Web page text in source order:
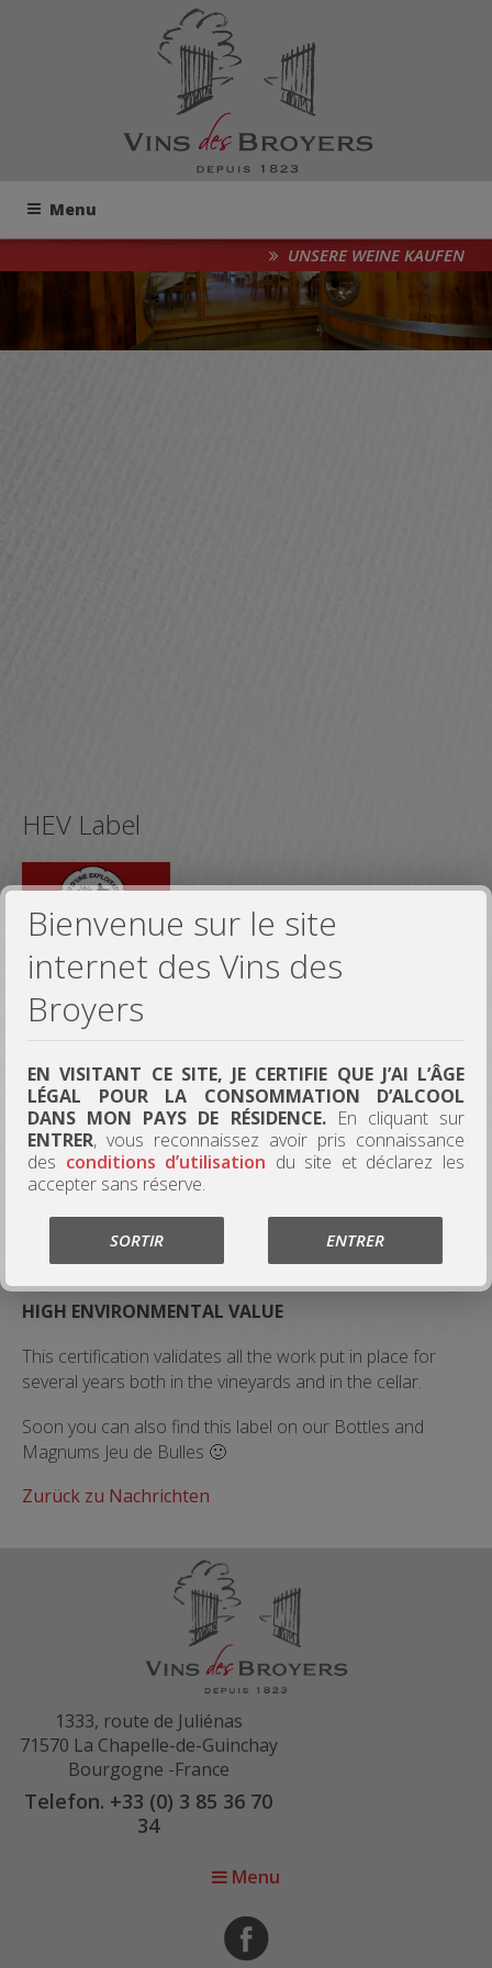
Menu
UNSERE WEINE KAUFEN
HEV Label
The Vins des Broyers team is happy to
share its joy of having received the
HEV label !
HIGH ENVIRONMENTAL VALUE
This certification validates all the work put in place for
several years both in the vineyards and in the cellar.
Soon you can also find this label on our Bottles and
Magnums Jeu de Bulles 🙂
Zurück zu Nachrichten
1333, route de Juliénas
71570 La Chapelle-de-Guinchay
Bourgogne -France
Telefon. +33 (0) 3 85 36 70
34
Menu
Bienvenue sur le site
internet des Vins des
Broyers
EN VISITANT CE SITE, JE CERTIFIE QUE J’AI L’ÂGE
LÉGAL POUR LA CONSOMMATION D’ALCOOL
DANS MON PAYS DE RÉSIDENCE.En cliquant sur
ENTRER, vous reconnaissez avoir pris connaissance
des conditions d’utilisation du site et déclarez les
accepter sans réserve.
SORTIR ENTRER